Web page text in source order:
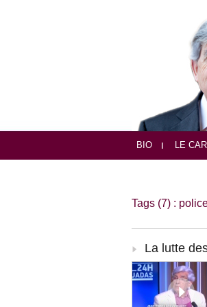
BIO LE
Tags (7) :
La lutte